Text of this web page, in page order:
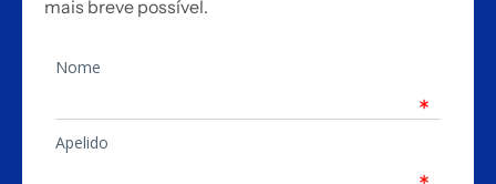
mais breve possível.